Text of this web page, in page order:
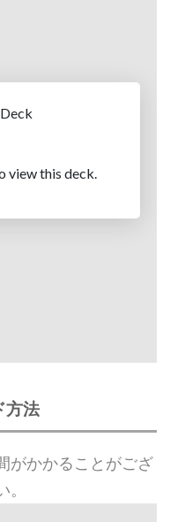
方法
がかかることがござ